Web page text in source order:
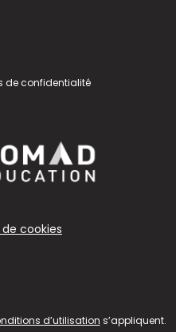
de confidentialité
cookies
d’utilisation s’appliquent.